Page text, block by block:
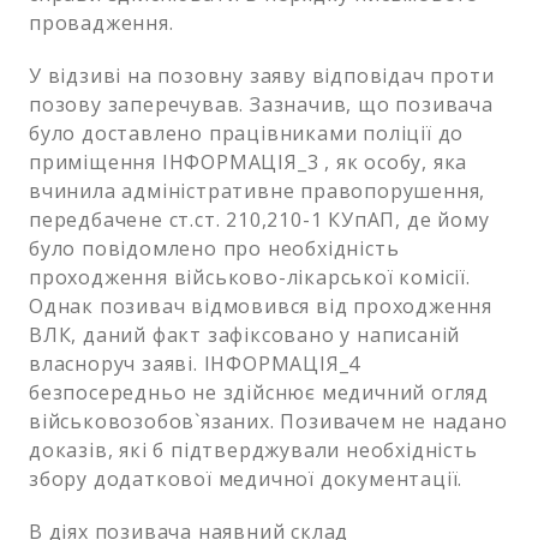
провадження.
У відзиві на позовну заяву відповідач проти
позову заперечував. Зазначив, що позивача
було доставлено працівниками поліції до
приміщення ІНФОРМАЦІЯ_3 , як особу, яка
вчинила адміністративне правопорушення,
передбачене ст.ст. 210,210-1 КУпАП, де йому
було повідомлено про необхідність
проходження військово-лікарської комісії.
Однак позивач відмовився від проходження
ВЛК, даний факт зафіксовано у написаній
власноруч заяві. ІНФОРМАЦІЯ_4
безпосередньо не здійснює медичний огляд
військовозобов`язаних. Позивачем не надано
доказів, які б підтверджували необхідність
збору додаткової медичної документації.
В діях позивача наявний склад